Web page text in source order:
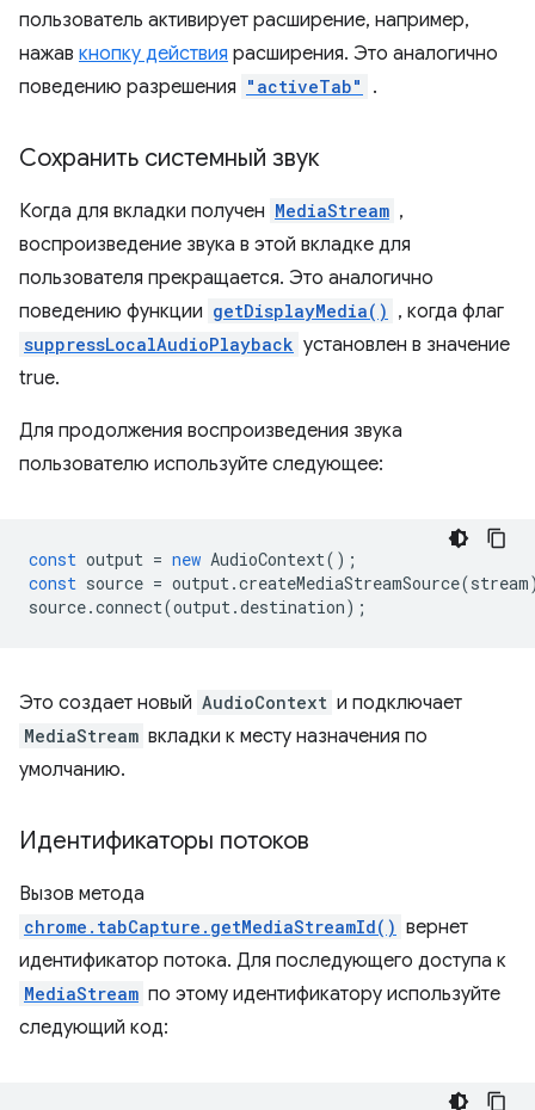
пользователь активирует расширение, например,
нажав кнопку действия расширения. Это аналогично
поведению разрешения "activeTab" .
Сохранить системный звук
Когда для вкладки получен MediaStream ,
воспроизведение звука в этой вкладке для
пользователя прекращается. Это аналогично
поведению функции getDisplayMedia() , когда флаг
suppressLocalAudioPlayback установлен в значение
true.
Для продолжения воспроизведения звука
пользователю используйте следующее:
const output = new AudioContext();
const source = output.createMediaStreamSource(stream
source.connect(output.destination);
Это создает новый AudioContext и подключает
MediaStream вкладки к месту назначения по
умолчанию.
Идентификаторы потоков
Вызов метода
chrome.tabCapture.getMediaStreamId() вернет
идентификатор потока. Для последующего доступа к
MediaStream по этому идентификатору используйте
следующий код: